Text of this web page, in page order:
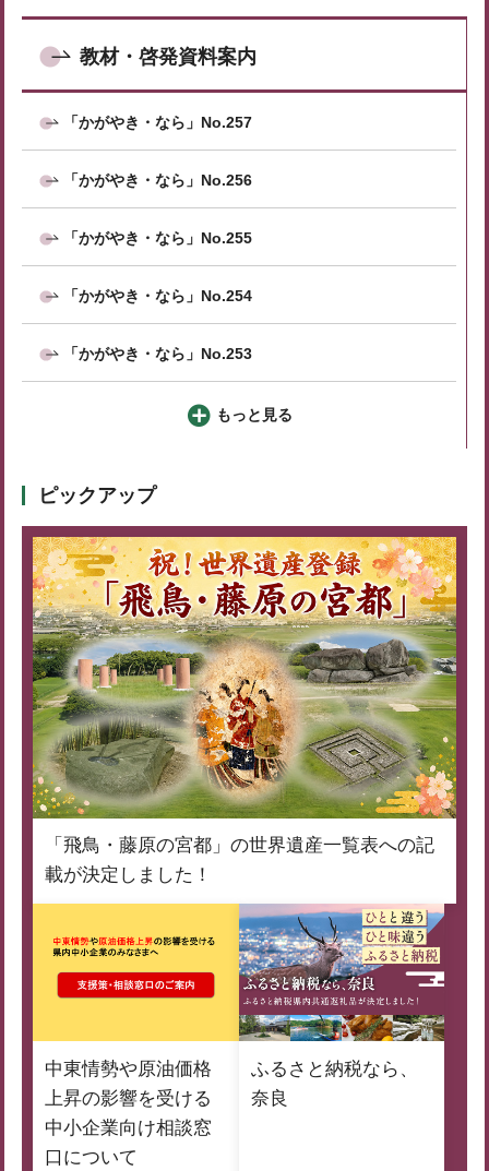
教材・啓発資料案内
「かがやき・なら」No.257
「かがやき・なら」No.256
「かがやき・なら」No.255
「かがやき・なら」No.254
「かがやき・なら」No.253
もっと見る
ピックアップ
「飛鳥・藤原の宮都」の世界遺産一覧表への記
載が決定しました！
中東情勢や原油価格
上昇の影響を受ける
中小企業向け相談窓
口について
ふるさと納税なら、
奈良